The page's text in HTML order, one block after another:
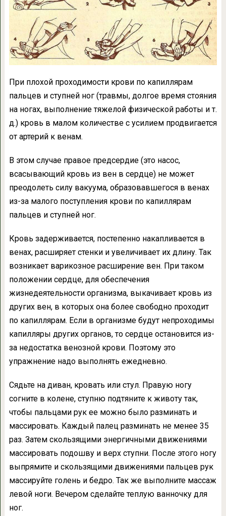
При плохой проходимости крови по капиллярам
пальцев и ступней ног (травмы, долгое время стояния
на ногах, выполнение тяжелой физической работы и т.
д.) кровь в малом количестве с усилием продвигается
от артерий к венам.
В этом случае правое предсердие (это насос,
всасывающий кровь из вен в сердце) не может
преодолеть силу вакуума, образовавшегося в венах
из-за малого поступления крови по капиллярам
пальцев и ступней ног.
Кровь задерживается, постепенно накапливается в
венах, расширяет стенки и увеличивает их длину. Так
возникает варикозное расширение вен. При таком
положении сердце, для обеспечения
жизнедеятельности организма, выкачивает кровь из
других вен, в которых она более свободно проходит
по капиллярам. Если в организме будут непроходимы
капилляры других органов, то сердце остановится из-
за недостатка венозной крови. Поэтому это
упражнение надо выполнять ежедневно.
Сядьте на диван, кровать или стул. Правую ногу
согните в колене, ступню подтяните к животу так,
чтобы пальцами рук ее можно было разминать и
массировать. Каждый палец разминать не менее 35
раз. Затем скользящими энергичными движениями
массировать подошву и верх ступни. После этого ногу
выпрямите и скользящими движениями пальцев рук
массируйте голень и бедро. Так же выполните массаж
левой ноги. Вечером сделайте теплую ванночку для
ног.